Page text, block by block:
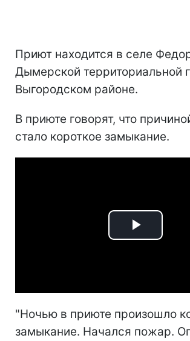
Приют находится в селе
Дымерской территориальной
Выгородском районе.
В приюте говорят, что
стало короткое замыкание.
Play
"Ночью в приюте произошло
замыкание. Начался пожар.